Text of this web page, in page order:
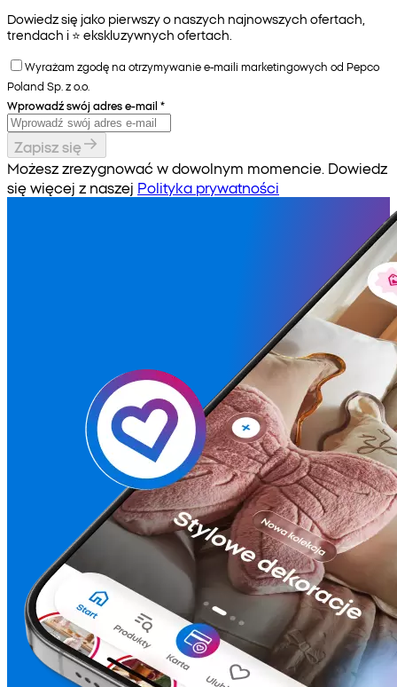
Dowiedz się jako pierwszy o naszych najnowszych ofertach,
trendach i ⭐️ ekskluzywnych ofertach.
Wyrażam zgodę na otrzymywanie e-maili marketingowych od Pepco
Poland Sp. z o.o.
Wprowadź swój adres e-mail *
Zapisz się
Możesz zrezygnować w dowolnym momencie. Dowiedz
się więcej z naszej Polityka prywatności